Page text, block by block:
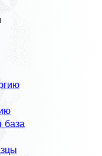
база